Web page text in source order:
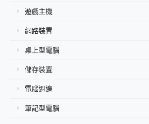
遊戲主機
網路裝置
桌上型電腦
儲存裝置
電腦週邊
筆記型電腦